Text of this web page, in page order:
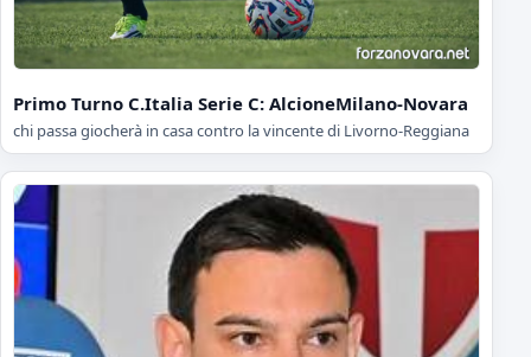
Primo Turno C.Italia Serie C: AlcioneMilano-Novara
chi passa giocherà in casa contro la vincente di Livorno-Reggiana